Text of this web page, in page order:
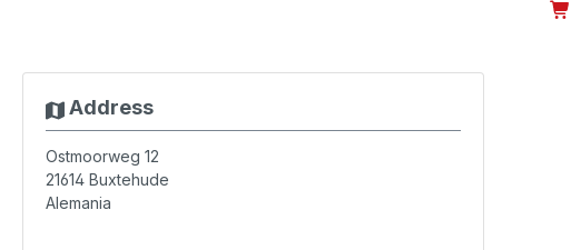
Address
Ostmoorweg 12
21614 Buxtehude
Alemania